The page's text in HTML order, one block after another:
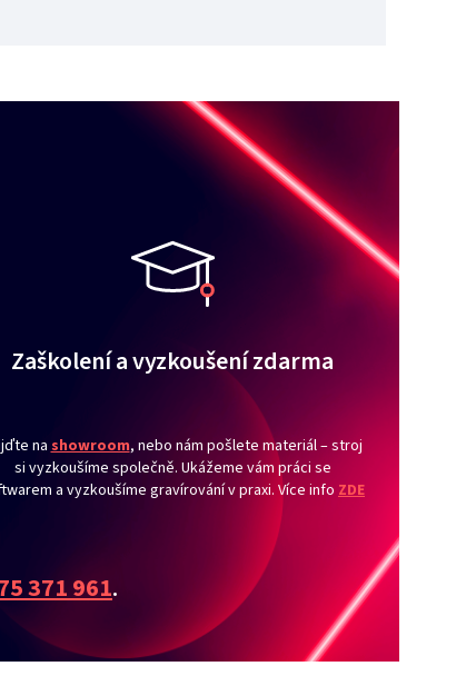
Zaškolení a vyzkoušení zdarma
nashowroom, nebo nám pošlete materiál – stroj
si vyzkoušíme společně. Ukážeme vám práci se
a vyzkoušíme gravírování v praxi. Více info ZDE
371 961.